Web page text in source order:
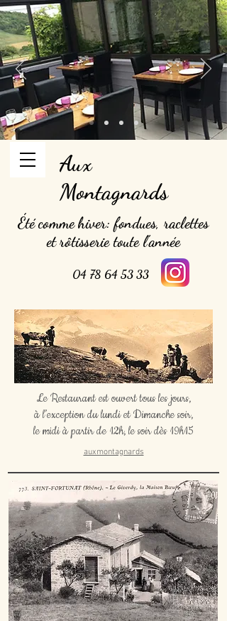
Aux
Montagnards
04 78 64 53 33
Été comme hiver: fondues, raclettes
et rôtisserie toute l'année
Le Restaurant est ouvert tous les jours,
à l’exception du lundi et Dimanche soir,
le midi à partir de 12h, le soir dès 19h15
auxmontagnards